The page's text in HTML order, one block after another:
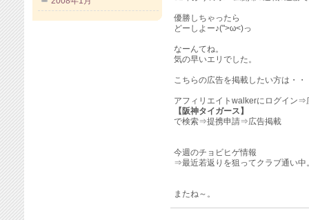
優勝しちゃったら
どーしよー♪(">ω<)っ
なーんてね。
気の早いエリでした。
こちらの広告を掲載したい方は・・
アフィリエイトwalkerにログイン
【阪神タイガース】
で検索⇒提携申請⇒広告掲載
今週のチョビヒゲ情報
⇒最近若返りを狙ってクラブ通い中
またね～。